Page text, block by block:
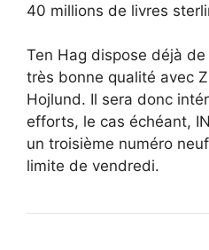
40 millions de livres
Ten Hag dispose déjà
très bonne qualité avec
Hojlund. Il sera donc
efforts, le cas échéant,
un troisième numéro
limite de vendredi.